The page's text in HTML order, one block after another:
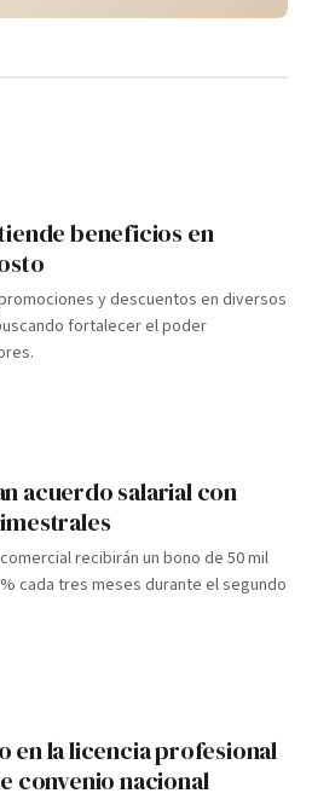
beneficios en
y descuentos en diversos
fortalecer el poder
acuerdo salarial con
recibirán un bono de 50 mil
cada tres meses durante el segundo
en la licencia profesional
convenio nacional